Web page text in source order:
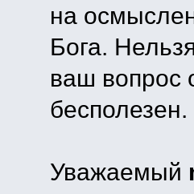
на
Бога.
ваш вопрос
бесполезен.
Уважаемый